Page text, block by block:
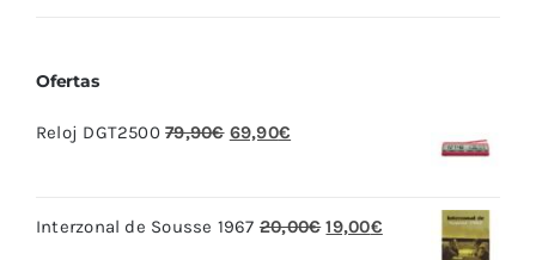
Ofertas
Reloj DGT2500 79,90€ El
era:
69,90€
es:
Interzonal de Sousse 1967 20,00€ El
19,00€El